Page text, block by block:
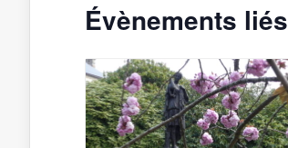
Évènements liés